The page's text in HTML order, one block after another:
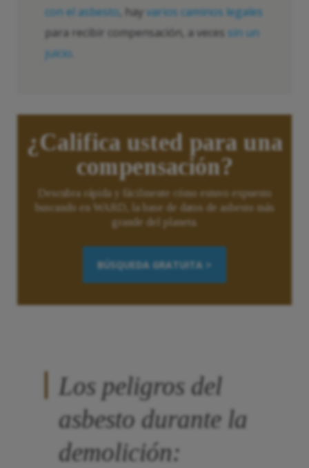
con el asbesto , hay varios caminos legales
para recibir compensación, a veces sin un
juicio
¿Califica usted para una
compensación?
Descubra rápida y fácilmente cómo estuvo expuesto
buscando en WARD, la base de datos de asbesto más
grande del planeta.
BÚSQUEDA GRATUITA >
Los peligros del
asbesto durante la
demolición: